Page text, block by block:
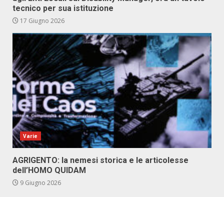
tecnico per sua istituzione
17 Giugno 2026
Varie
AGRIGENTO: la nemesi storica e le articolesse
dell’HOMO QUIDAM
9 Giugno 2026